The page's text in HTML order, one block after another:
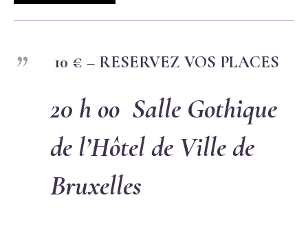
10 € – RESERVEZ VOS PLACES
20 h oo Salle Gothique
de l’Hôtel de Ville de
Bruxelles